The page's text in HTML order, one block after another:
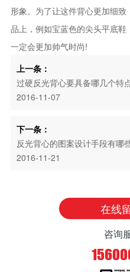
形象。为了让这件背心更加细
品上，例如宝蓝色的尖头平底鞋
一定会更加帅气时尚!
上一条：
过硬反光背心要具备哪几个特
2016-11-07
下一条：
反光背心的图案设计手段有哪
2016-11-21
在线
咨询